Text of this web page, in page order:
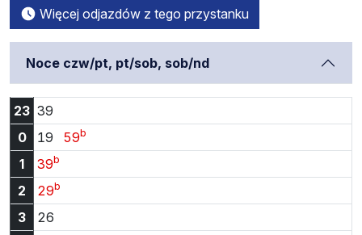
Więcej odjazdów z tego przystanku
Noce czw/pt, pt/sob, sob/nd
23 39
0
19 Godzina 0:19
59b
1
39b
2
29b
3
26